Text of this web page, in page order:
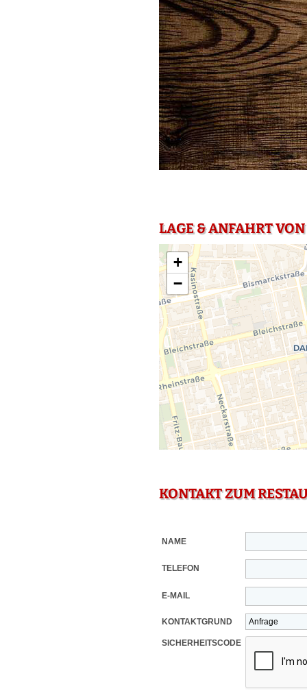
LAGE & ANFAHRT
+
−
KONTAKT ZUM
NAME
TELEFON
E-MAIL
KONTAKTGRUND
SICHERHEITSCODE